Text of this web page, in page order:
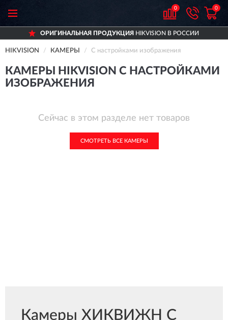
0 0
ОРИГИНАЛЬНАЯ ПРОДУКЦИЯ HIKVISION В РОССИИ
HIKVISION КАМЕРЫ С настройками изображения
КАМЕРЫ HIKVISION С НАСТРОЙКАМИ
ИЗОБРАЖЕНИЯ
Сейчас в этом разделе нет товаров
СМОТРЕТЬ ВСЕ КАМЕРЫ
Камеры ХИКВИЖН С